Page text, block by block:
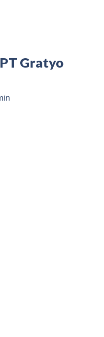
Gratyo